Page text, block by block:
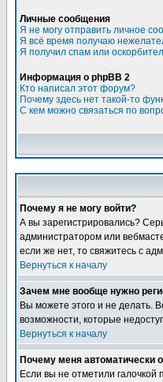
Личные сообщения
Я не могу отправить личное
Я всё время получаю
Я получил спам или
Информация о phpBB 2
Кто написал этот форум?
Почему здесь нет такой-то
С кем можно связаться по
Почему я не могу войти?
А вы зарегистрировались?
администратором или
если же нет, то свяжитесь с
Вернуться к началу
Зачем мне вообще нужно
Вы можете этого и не делать.
возможности, которые
Вернуться к началу
Почему меня автоматически
Если вы не отметили галочкой